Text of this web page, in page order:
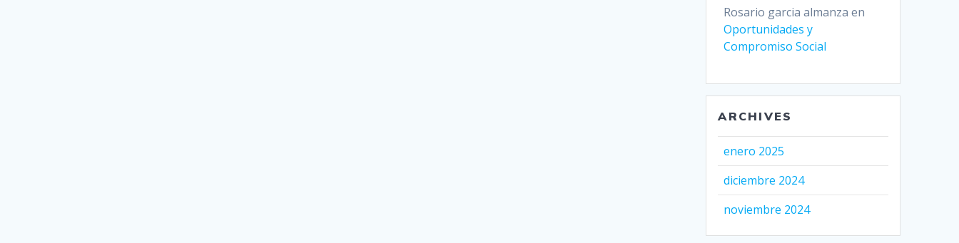
Rosario garcia almanza en
Oportunidades y
Compromiso Social
ARCHIVES
enero 2025
diciembre 2024
noviembre 2024